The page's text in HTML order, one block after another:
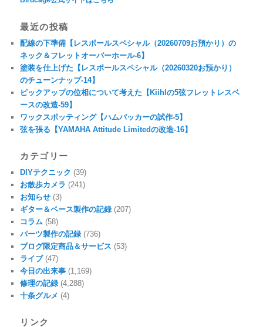
最近の投稿
配線の下準備【レスポールスペシャル（20260709お預かり）の
ネック＆フレットオーバーホール-6】
塗装を仕上げた【レスポールスペシャル（20260320お預かり）
のチューンナップ-14】
ピックアップの位相について考えた【Kiihlの5弦フレットレスベ
ースの改造-59】
ワックスポッティング【ハムバッカーの試作-5】
弦を張る【YAMAHA Attitude Limitedの改造-16】
カテゴリー
DIYテクニック (39)
お散歩カメラ (241)
お知らせ (3)
ギター＆ベース製作の記録 (207)
コラム (58)
パーツ製作の記録 (736)
ブログ限定商品＆サービス (53)
ライブ(47)
今日の出来事 (1,169)
修理の記録 (4,288)
十条グルメ (4)
リンク